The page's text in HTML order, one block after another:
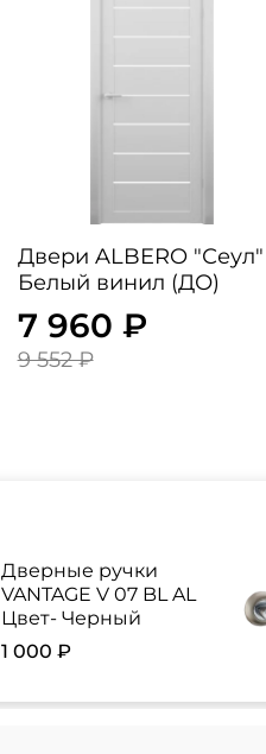
Двери ALBERO "Сеул"
Белый винил (ДО)
7 960 ₽
9 552 ₽
Дверные ручки
VANTAGE V 07 BL AL
Цвет- Черный
1 000 ₽